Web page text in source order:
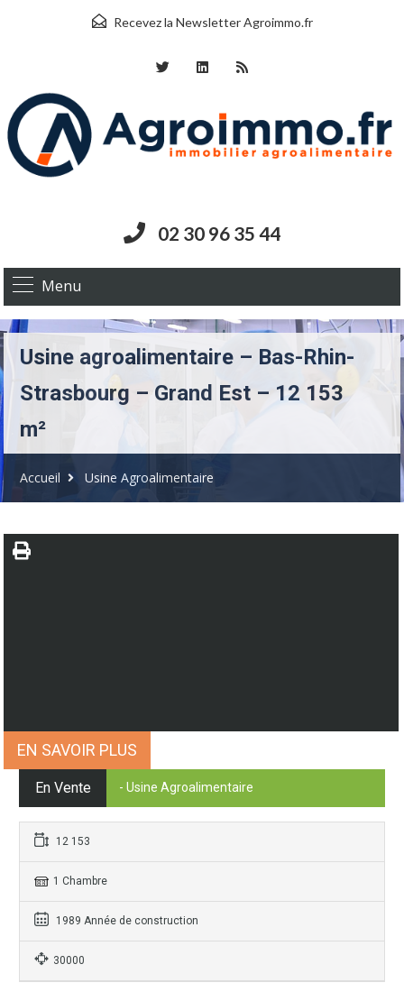
Recevez la Newsletter Agroimmo.fr
02 30 96 35 44
Menu
Usine agroalimentaire – Bas-Rhin-
Strasbourg – Grand Est – 12 153
m²
Accueil Usine Agroalimentaire
EN SAVOIR PLUS
En Vente - Usine Agroalimentaire
12 153
1 Chambre
1989 Année de construction
30000